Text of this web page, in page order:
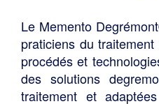
Le Memento
praticiens du
procédés et
des solutions
traitement et